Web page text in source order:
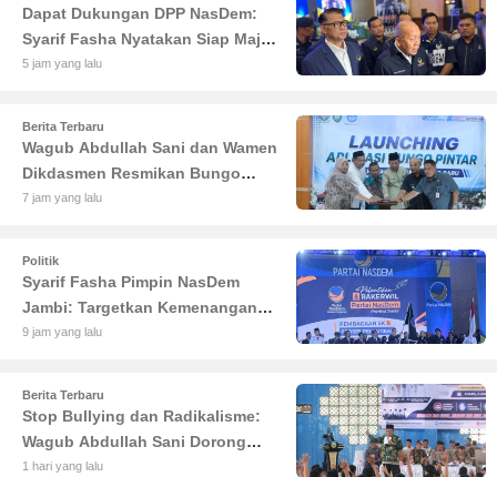
Dapat Dukungan DPP NasDem:
Syarif Fasha Nyatakan Siap Maju
di Pilgub Jambi
5 jam yang lalu
Berita Terbaru
Wagub Abdullah Sani dan Wamen
Dikdasmen Resmikan Bungo
Pintar: Dorong Digitalisasi
7 jam yang lalu
Politik
Syarif Fasha Pimpin NasDem
Jambi: Targetkan Kemenangan
Besar di Pemilu 2029
9 jam yang lalu
Berita Terbaru
Stop Bullying dan Radikalisme:
Wagub Abdullah Sani Dorong
Siswa Jadi Garda Terdepan
1 hari yang lalu